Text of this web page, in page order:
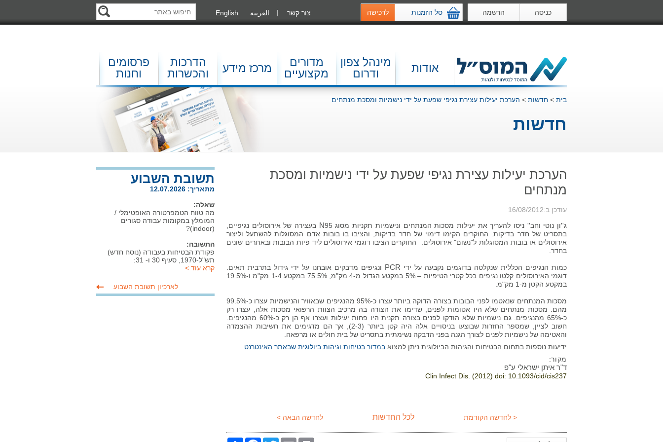
כניסה הרשמה סל הזמנות לרכישה English العربية צור קשר
אודות
מינהל צפון
ודרום
מדורים
מקצועיים
מרכז מידע
הדרכות
והכשרות
פרסומים
וחנות
בית > חדשות > הערכת יעילות עצירת נגיפי שפעת על ידי נישמיות ומסכת מנתחים
חדשות
הערכת יעילות עצירת נגיפי שפעת על ידי נישמיות ומסכת
מנתחים
עודכן ב:16/08/2012
ג''ון נוטי וחב'' ניסו להעריך את יעילות מסכות המנתחים ונישמיות תקניות מסוג 95
N בעצירה של אירוסולים נגיפיים,
בתסריט של חדר בדיקות. החוקרים הקימו דימוי של חדר בדיקות, והציבו בו בובות אדם המסוגלות להשתעל וליצור
אירוסולים או בובות המסוגלות ל"נשום" אירוסולים. החוקרים הציבו דוגמי אירוסולים ליד פיות הבובות ובאתרים שונים
בחדר.
כמות הנגיפים הכללית שנקלטה בדוגמים נקבעה על ידי PCR ונגיפים מדבקים אובחנו על ידי גידול בתרבית תאים.
דוגמי האירוסולים קלטו נגיפים בכל קטרי הטיפיות – 5% במקטע הגדול מ-4 מק"מ, 75.5% במקטע 1-4 מק"מ ו-19.5%
במקטע הקטן מ-1 מק"מ.
מסכות המנתחים שנאטמו לפני הבובות בצורה הדוקה ביותר עצרו כ-95% מהנגיפים שבאוויר והנישמיות עצרו כ-99.5%
מהם. מסכות מנתחים שלא היו אטומות לפנים, שדימו את הצורה בה מרכיב הצוות הרפואי מסכות אלה, עצרו רק
כ-65% מהנגיפים. גם נישמיות שלא הודקו לפנים בצורה תקנית היו פחות יעילות ועצרו אף הן רק כ-60% מהנגיפים.
חשוב לציין, שמספר החזרות שבוצעו בניסויים אלה היה קטן ביותר (2-3), אך הם מדגימים את חשיבות ההצמדה
והאטימה של נישמיות לפנים לצורך הגנה בפני הדבקה נשימתית בתסריט של בית חולים או מרפאה.
ידיעות נוספות בתחום הבטיחות והגיהות הביולוגית ניתן למצוא במדור בטיחות וגיהות ביולוגית שבאתר האינטרנט
מקור:
ד"ר איתן ישראלי ע"פ
Clin Infect Dis . (2012) doi: 10.1093/cid/cis237
< לחדשה הקודמת לכל החדשות לחדשה הבאה >
תשובת השבוע
מתאריך: 12.07.2026
שאלה:
מה טווח הטמפרטורה האופטימלי /
המומלץ במקומות עבודה סגורים
(indoor)?
התשובה:
פקודת הבטיחות בעבודה (נוסח חדש)
תש"ל-1970, סעיף 30 ו- 31:
< קרא עוד
לארכיון תשובת השבוע